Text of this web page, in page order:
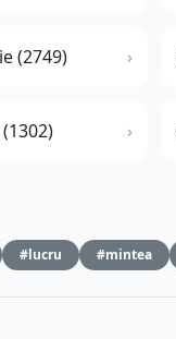
(2749)
#lucru #mintea